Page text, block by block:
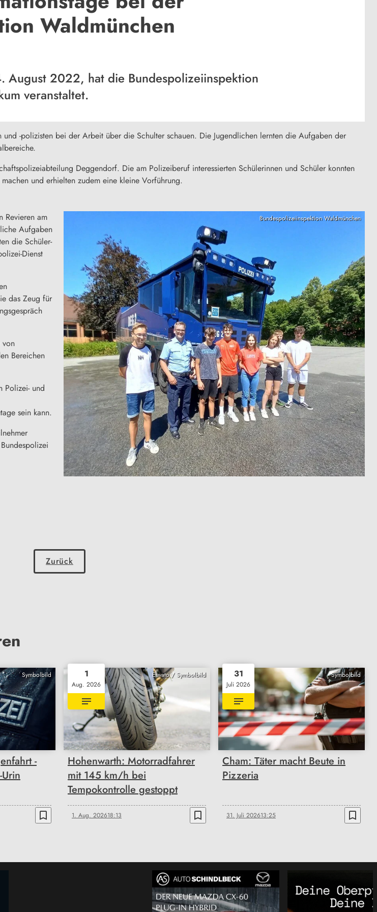
Waldmünchen
August 2022, hat die Bundespolizeiinspektion
veranstaltet.
-polizisten bei der Arbeit über die Schulter schauen. Die Jugendlichen lernten die Aufgaben der
Deggendorf. Die am Polizeiberuf interessierten Schülerinnen und Schüler konnten
und erhielten zudem eine kleine Vorführung.
Revieren am
Aufgaben
die Schüler-
Dienst
das Zeug für
von
Bereichen
Polizei- und
sein kann.
Bundespolizeiinspektion Waldmünchen
Zurück
Symbolbild
-
bookmark_border
Envato / Symbolbild
1
Aug. 2026
Hohenwarth: Motorradfahrer
mit 145 km/h bei
Tempokontrolle gestoppt
1. Aug. 202618:13 bookmark_border
Symbolbild
31
Juli 2026
Cham: Täter macht Beute in
Pizzeria
31. Juli 202613:25 bookmark_border